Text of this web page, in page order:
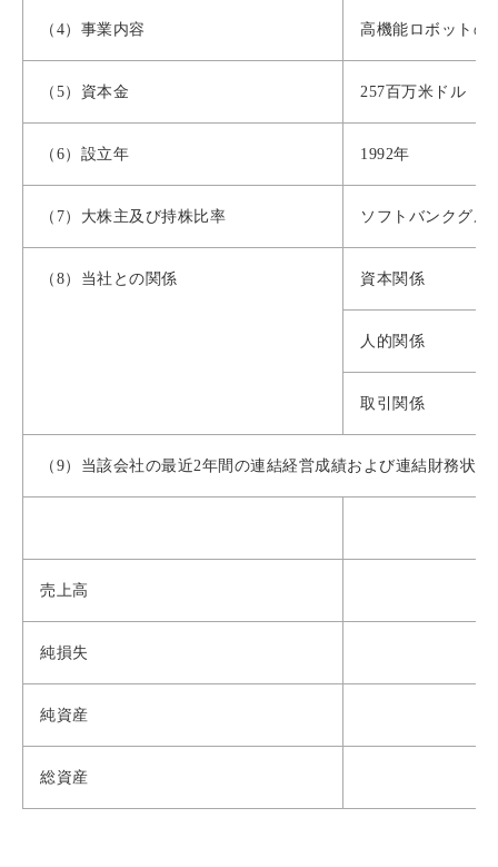
（4）事業内容 高機能ロボットの
（5）資本金 257百万米ドル（
（6）設立年 1992年
（7）大株主及び持株比率 ソフトバンクグル
（8）当社との関係 資本関係
人的関係
取引関係
（9）当該会社の最近2年間の連結経営成績および連結財務状
売上高
純損失
純資産
総資産